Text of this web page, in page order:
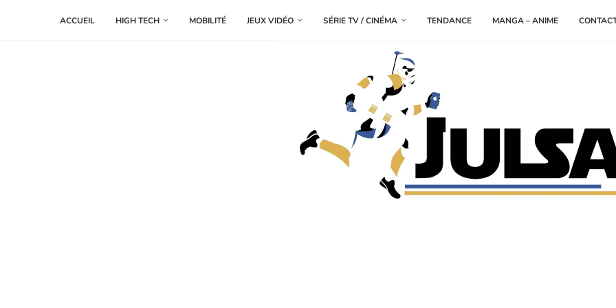
ACCUEIL HIGH TECH MOBILITÉ JEUX VIDÉO SÉRIE TV / CINÉMA TENDANCE MANGA – ANIME